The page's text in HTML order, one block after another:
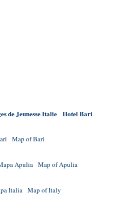
de Jeunesse Italie Hotel Bari
Map of Bari
Apulia Map of Apulia
Italia Map of Italy